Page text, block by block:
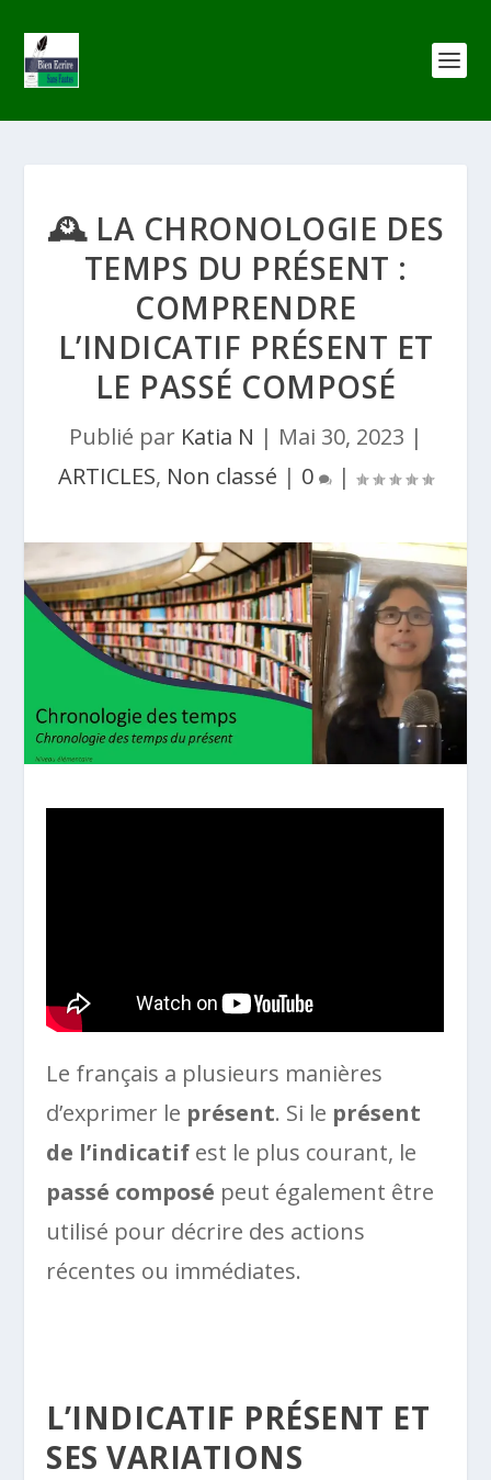
🕰️ LA CHRONOLOGIE DES
TEMPS DU PRÉSENT :
COMPRENDRE
L’INDICATIF PRÉSENT ET
LE PASSÉ COMPOSÉ
Publié par Katia N | Mai 30, 2023 |
ARTICLES, Non classé | 0 |
Le français a plusieurs manières
d’exprimer le présent. Si le présent
de l’indicatif est le plus courant, le
passé composé peut également être
utilisé pour décrire des actions
récentes ou immédiates.
L’INDICATIF PRÉSENT ET
SES VARIATIONS